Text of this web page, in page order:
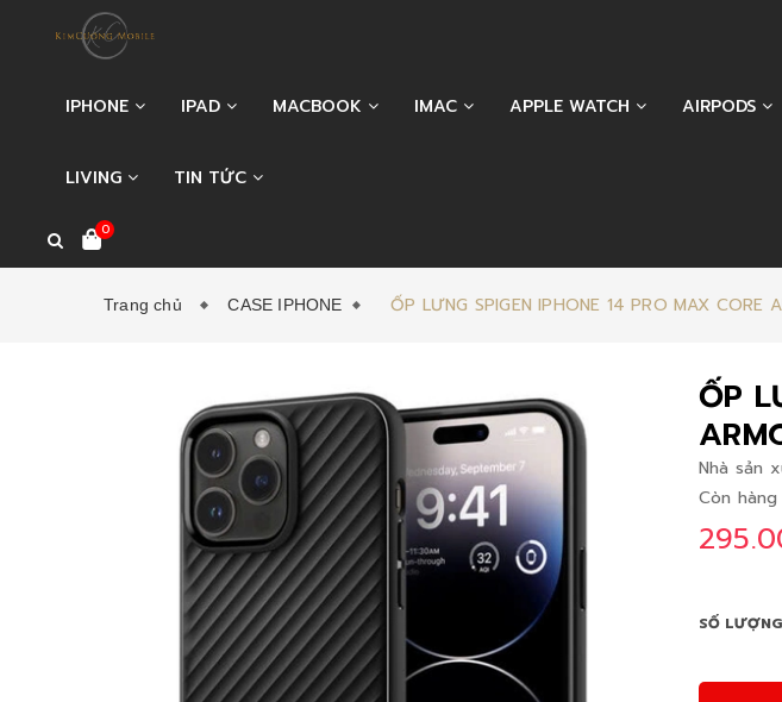
IPHONE IPAD MACBOOK IMAC APPLE WATCH AIRPODS
LIVING TIN TỨC
0
Trang chủ CASE IPHONE ỐP LƯNG SPIGEN IPHONE 14 PRO MAX CORE
ỐP
Nhà sản
Còn hàng
SỐ